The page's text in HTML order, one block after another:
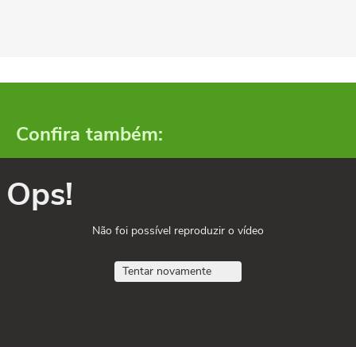
Confira também:
Ops!
Não foi possível reproduzir o vídeo
Tentar novamente